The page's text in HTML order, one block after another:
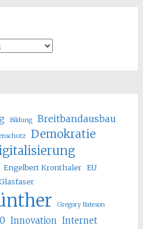
Bildung
Breitbandausbau
Demokratie
Engelbert Kronthaler EU
Gregory Bateson
Innovation Internet